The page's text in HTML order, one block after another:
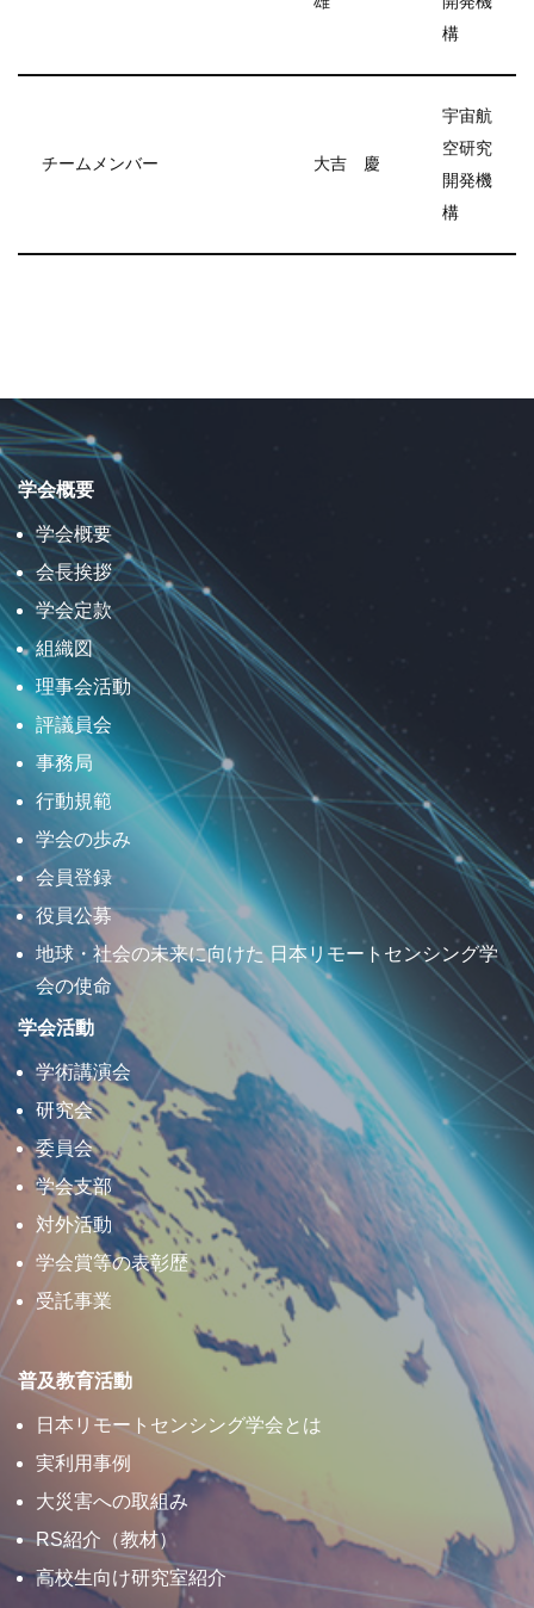
構
チームメンバー 大吉 慶
宇宙航
空研究
開発機
構
学会概要
学会概要
会長挨拶
学会定款
組織図
理事会活動
評議員会
事務局
行動規範
学会の歩み
会員登録
役員公募
地球・社会の未来に向けた 日本リモートセンシング学
会の使命
学会活動
学術講演会
研究会
委員会
学会支部
対外活動
学会賞等の表彰歴
受託事業
普及教育活動
日本リモートセンシング学会とは
実利用事例
大災害への取組み
RS紹介（教材）
高校生向け研究室紹介